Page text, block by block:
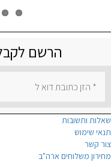
הרשם
שאלות ותשובות
תנאי שימוש
צור קשר
מחירון משלוחים ארה"ב